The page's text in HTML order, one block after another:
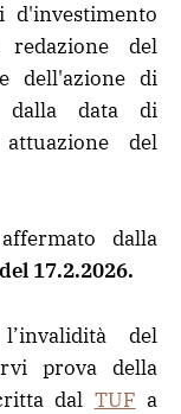
d'investimento
del
dell'azione di
dalla data di
del
dalla
17.2.2026.
del
prova della
dal TUF a